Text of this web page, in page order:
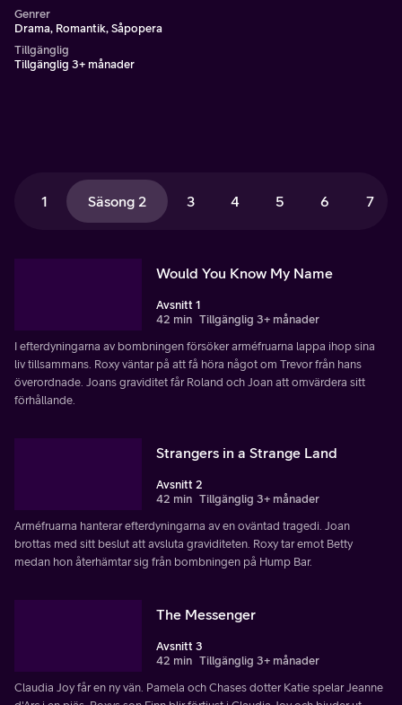
Genrer
Drama, Romantik, Såpopera
Tillgänglig
Tillgänglig 3+ månader
1 Säsong 2 3 4 5 6 7
Would You Know My Name
Avsnitt 1
42 min Tillgänglig 3+ månader
I efterdyningarna av bombningen försöker arméfruarna lappa ihop sina
liv tillsammans. Roxy väntar på att få höra något om Trevor från hans
överordnade. Joans graviditet får Roland och Joan att omvärdera sitt
förhållande.
Strangers in a Strange Land
Avsnitt 2
42 min Tillgänglig 3+ månader
Arméfruarna hanterar efterdyningarna av en oväntad tragedi. Joan
brottas med sitt beslut att avsluta graviditeten. Roxy tar emot Betty
medan hon återhämtar sig från bombningen på Hump Bar.
The Messenger
Avsnitt 3
42 min Tillgänglig 3+ månader
Claudia Joy får en ny vän. Pamela och Chases dotter Katie spelar Jeanne